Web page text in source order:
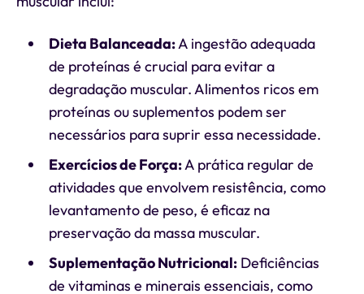
Dieta Balanceada:A ingestão adequada
de proteínas é crucial para evitar a
degradação muscular. Alimentos ricos em
proteínas ou suplementos podem ser
necessários para suprir essa necessidade.
Exercícios de Força:A prática regular de
atividades que envolvem resistência, como
levantamento de peso, é eficaz na
preservação da massa muscular.
Suplementação Nutricional:Deficiências
de vitaminas e minerais essenciais, como